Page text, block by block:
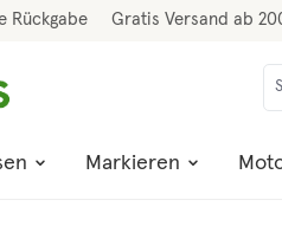
Rückgabe Gratis Versand ab
Markieren